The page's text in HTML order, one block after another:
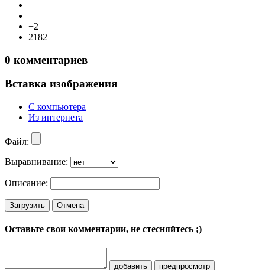
+2
2182
0 комментариев
Вставка изображения
С компьютера
Из интернета
Файл:
Выравнивание:
Описание:
Загрузить Отмена
Оставьте свои комментарии, не стесняйтесь ;)
добавить предпросмотр